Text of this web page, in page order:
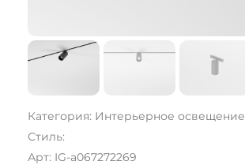
Категория: Интерьерное освещение
Стиль:
Арт: IG-a067272269